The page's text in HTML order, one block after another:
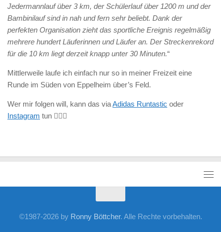
Jedermannlauf über 3 km, der Schülerlauf über 1200 m und der
Bambinilauf sind in nah und fern sehr beliebt. Dank der
perfekten Organisation zieht das sportliche Ereignis regelmäßig
mehrere hundert Läuferinnen und Läufer an. Der Streckenrekord
für die 10 km liegt derzeit knapp unter 30 Minuten.“
Mittlerweile laufe ich einfach nur so in meiner Freizeit eine
Runde im Süden von Eppelheim über’s Feld.
Wer mir folgen will, kann das viaAdidas Runtastic oder
Instagram tun 🏃🏼‍♂️
©1987-2026 by Ronny Böttcher. Alle Rechte vorbehalten.